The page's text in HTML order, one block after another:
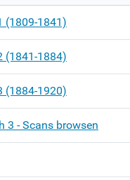
(1809-1841)
(1841-1884)
(1884-1920)
3 - Scans browsen